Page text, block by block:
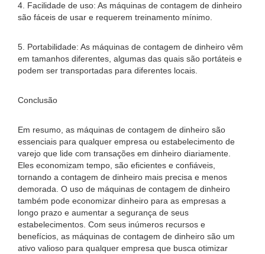
4. Facilidade de uso: As máquinas de contagem de dinheiro
são fáceis de usar e requerem treinamento mínimo.
5. Portabilidade: As máquinas de contagem de dinheiro vêm
em tamanhos diferentes, algumas das quais são portáteis e
podem ser transportadas para diferentes locais.
Conclusão
Em resumo, as máquinas de contagem de dinheiro são
essenciais para qualquer empresa ou estabelecimento de
varejo que lide com transações em dinheiro diariamente.
Eles economizam tempo, são eficientes e confiáveis,
tornando a contagem de dinheiro mais precisa e menos
demorada. O uso de máquinas de contagem de dinheiro
também pode economizar dinheiro para as empresas a
longo prazo e aumentar a segurança de seus
estabelecimentos. Com seus inúmeros recursos e
benefícios, as máquinas de contagem de dinheiro são um
ativo valioso para qualquer empresa que busca otimizar